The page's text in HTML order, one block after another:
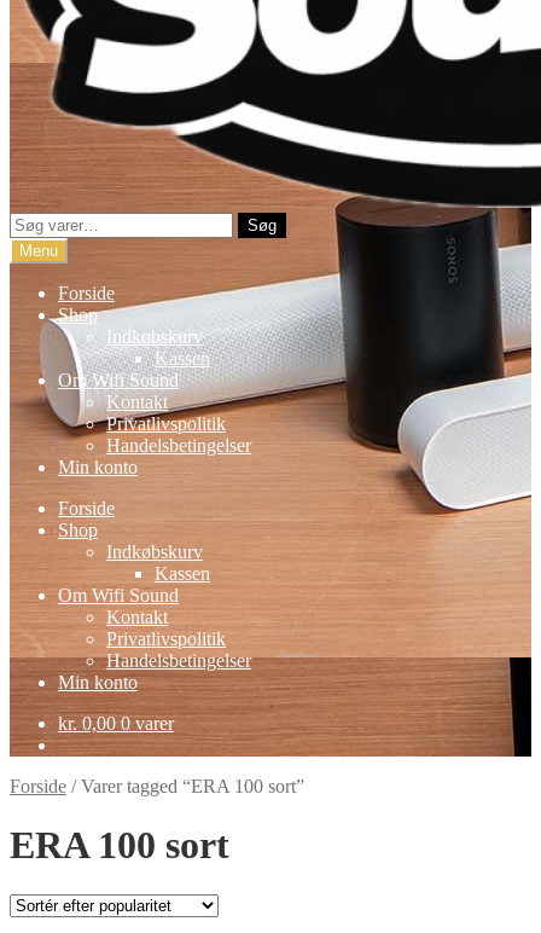
Søg
efter:
Søg
Menu
Forside
Shop
Indkøbskurv
Kassen
Om Wifi Sound
Kontakt
Privatlivspolitik
Handelsbetingelser
Min konto
Forside
Shop
Indkøbskurv
Kassen
Om Wifi Sound
Kontakt
Privatlivspolitik
Handelsbetingelser
Min konto
kr.0,00 0 varer
Forside /Varer tagged “ERA 100 sort”
ERA 100 sort